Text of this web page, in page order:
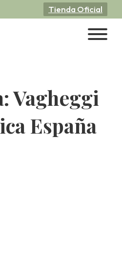
Tienda Oficial
Vagheggi
España